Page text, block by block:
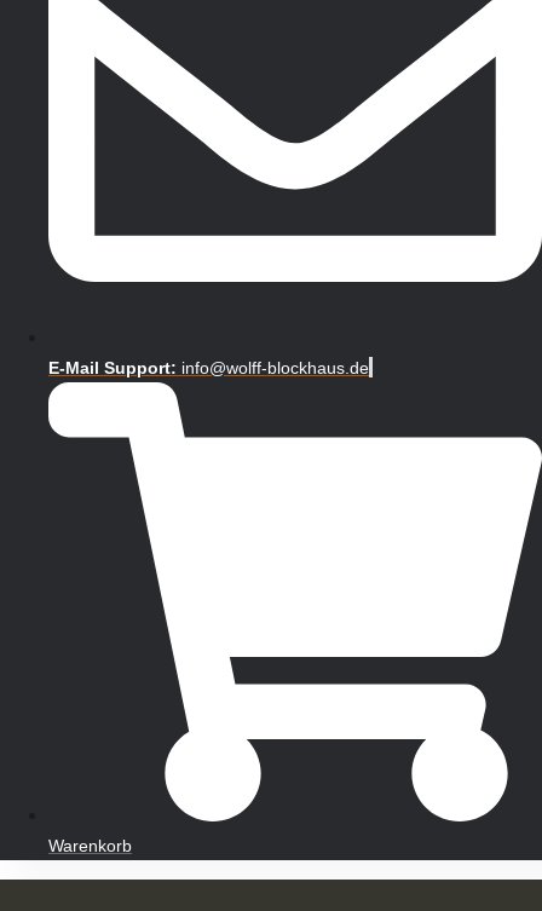
E-Mail Support: info@wolff-blockhaus.de
Warenkorb